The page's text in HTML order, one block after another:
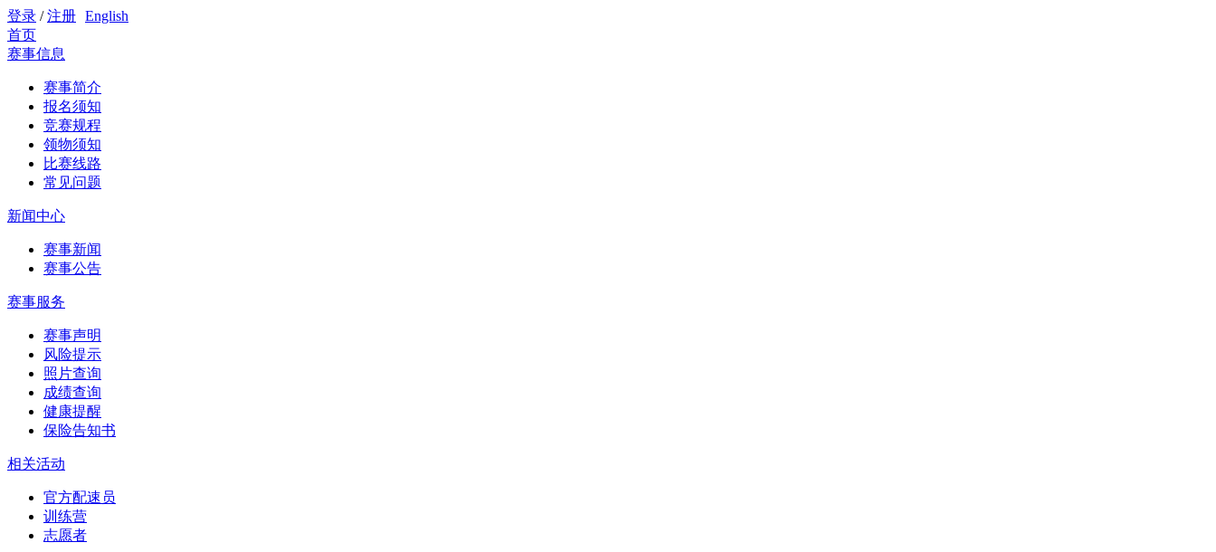
登录 /注册 English
首页
赛事信息
赛事简介
报名须知
竞赛规程
领物须知
比赛线路
常见问题
新闻中心
赛事新闻
赛事公告
赛事服务
赛事声明
风险提示
照片查询
成绩查询
健康提醒
保险告知书
相关活动
官方配速员
训练营
志愿者